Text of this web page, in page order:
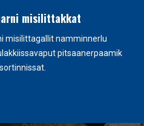
misilittakkat
misilittagallit namminnerlu
pitsaanerpaamik